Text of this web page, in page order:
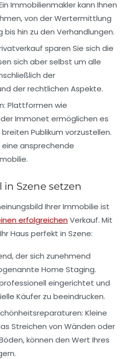
Immobilienmakler kann Ihnen
von der Wertermittlung
hin zu den Verhandlungen.
sparen Sie sich die
sich aber selbst um alle
der
der rechtlichen Aspekte.
: Plattformen wie
Immonet ermöglichen es
breiten Publikum vorzustellen.
ansprechende
Szene setzen
Ihrer Immobilie ist
erfolgreichenVerkauf. Mit
Haus perfekt in Szene:
der sich zunehmend
Home Staging.
eingerichtet und
Käufer zu beeindrucken.
Kleine
Streichen von Wänden oder
können den Wert Ihres